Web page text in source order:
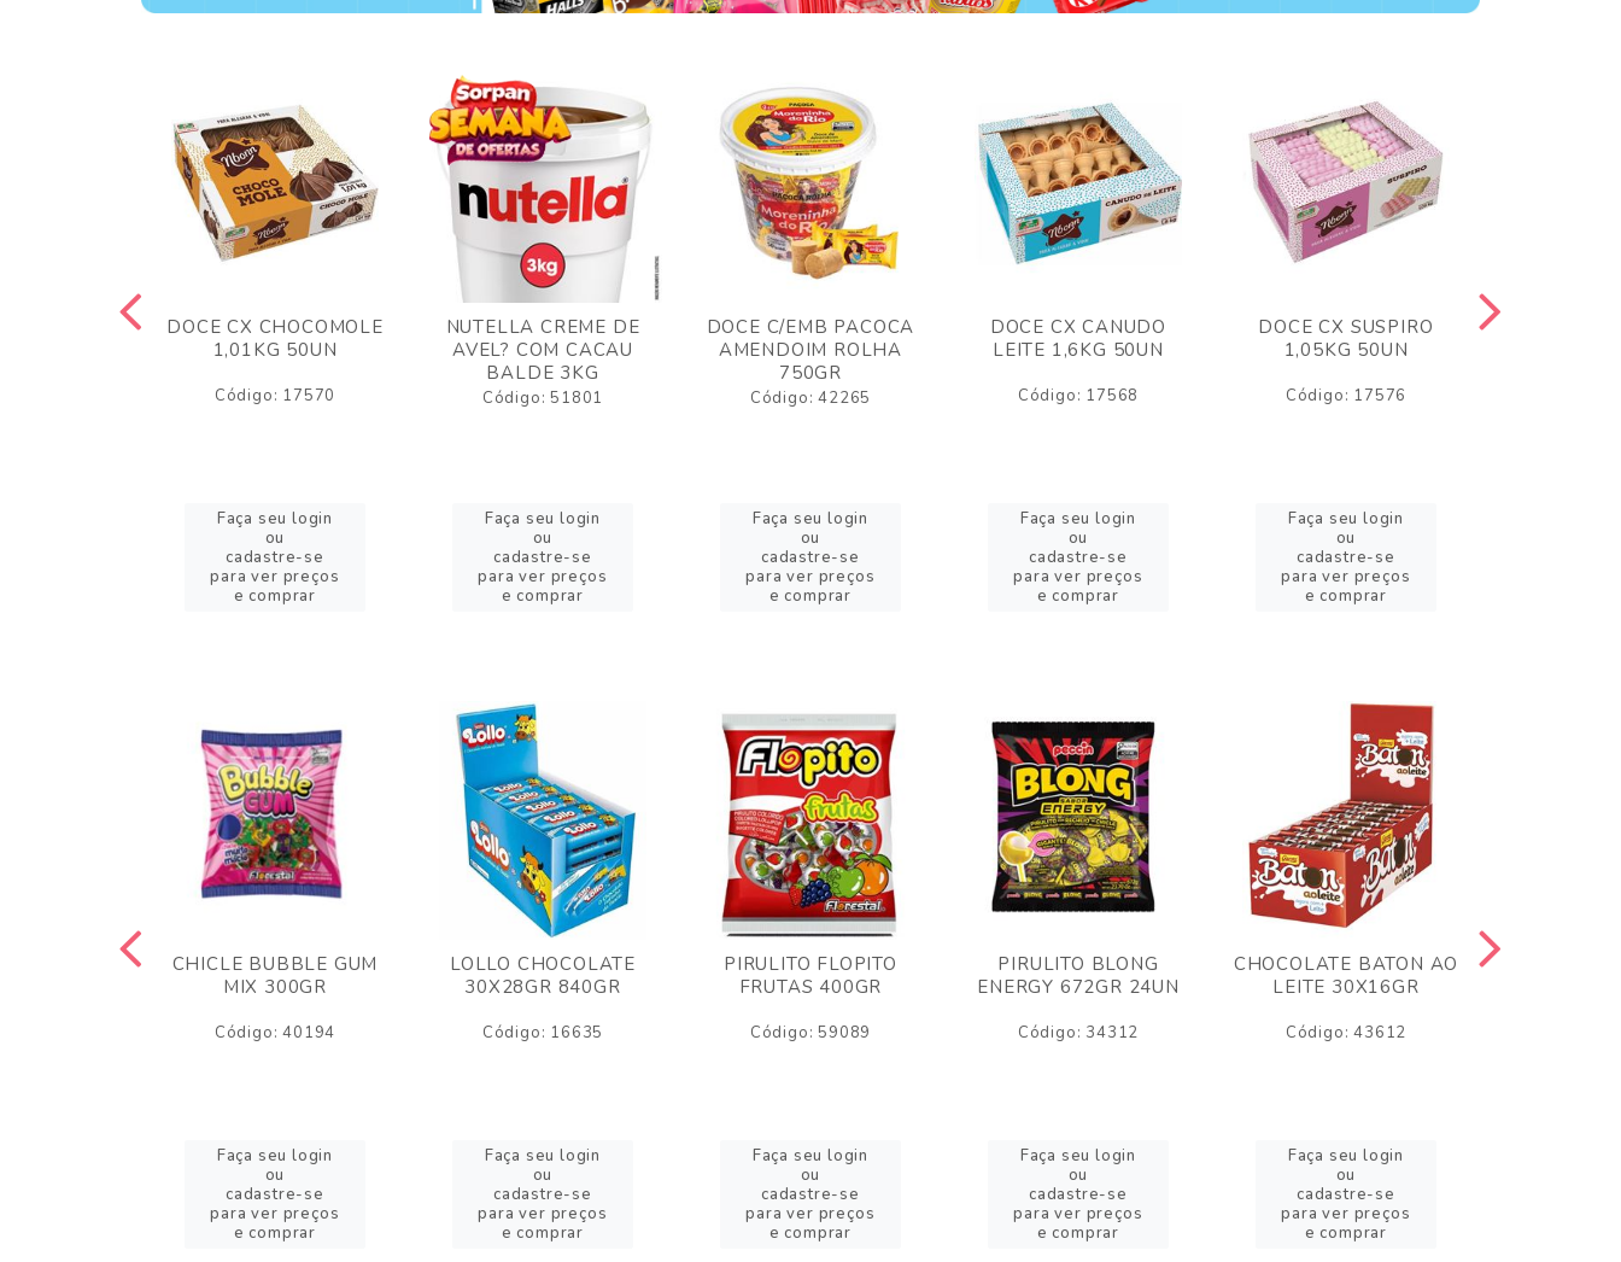
DOCE CX CHOCOMOLE
1,01KG 50UN
Código: 17570
Faça seu login
ou
cadastre-se
para ver preços
e comprar
NUTELLA CREME DE
AVEL? COM CACAU
BALDE 3KG
Código: 51801
Faça seu login
ou
cadastre-se
para ver preços
e comprar
DOCE C/EMB PACOCA
AMENDOIM ROLHA
750GR
Código: 42265
Faça seu login
ou
cadastre-se
para ver preços
e comprar
DOCE CX CANUDO
LEITE 1,6KG 50UN
Código: 17568
Faça seu login
ou
cadastre-se
para ver preços
e comprar
DOCE CX SUSPIRO
1,05KG 50UN
Código: 17576
Faça seu login
ou
cadastre-se
para ver preços
e comprar
CHICLE BUBBLE GUM
MIX 300GR
Código: 40194
Faça seu login
ou
cadastre-se
para ver preços
e comprar
LOLLO CHOCOLATE
30X28GR 840GR
Código: 16635
Faça seu login
ou
cadastre-se
para ver preços
e comprar
PIRULITO FLOPITO
FRUTAS 400GR
Código: 59089
Faça seu login
ou
cadastre-se
para ver preços
e comprar
PIRULITO BLONG
ENERGY 672GR 24UN
Código: 34312
Faça seu login
ou
cadastre-se
para ver preços
e comprar
CHOCOLATE BATON AO
LEITE 30X16GR
Código: 43612
Faça seu login
ou
cadastre-se
para ver preços
e comprar